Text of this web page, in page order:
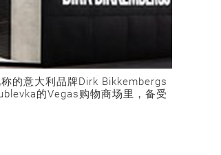
的意大利品牌Dirk Bikkembergs
的Vegas购物商场里，备受